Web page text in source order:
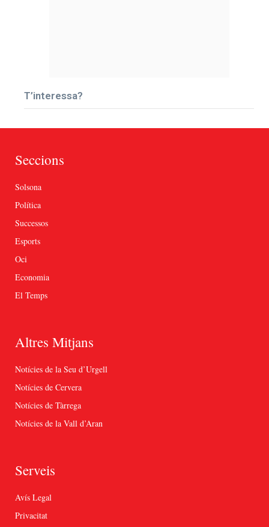
T’interessa?
Seccions
Solsona
Política
Successos
Esports
Oci
Economia
El Temps
Altres Mitjans
Notícies de la Seu d’Urgell
Notícies de Cervera
Notícies de Tàrrega
Notícies de la Vall d’Aran
Serveis
Avís Legal
Privacitat